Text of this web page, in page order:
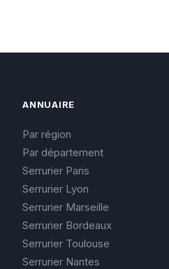
ANNUAIRE
Par région
Par département
Serrurier Paris
Serrurier Lyon
Serrurier Marseille
Serrurier Bordeaux
Serrurier Toulouse
Serrurier Nantes